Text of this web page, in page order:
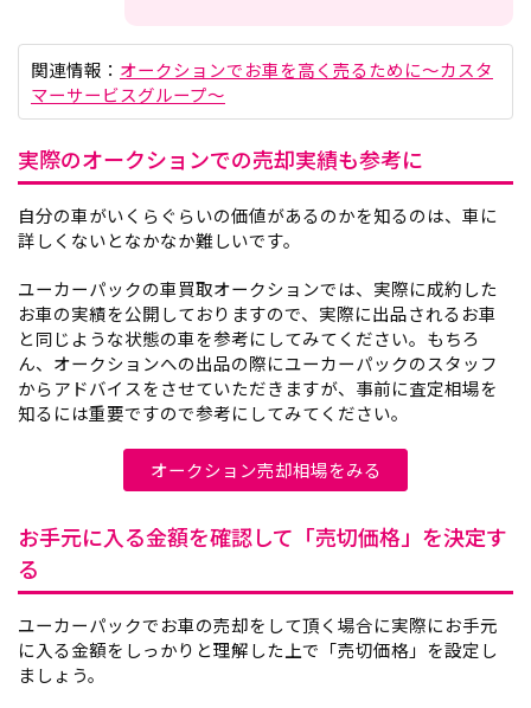
関連情報： オークションでお車を高く売るために～カスタ
マーサービスグループ～
実際のオークションでの売却実績も参考に
自分の車がいくらぐらいの価値があるのかを知るのは、車に
詳しくないとなかなか難しいです。
ユーカーパックの車買取オークションでは、実際に成約した
お車の実績を公開しておりますので、実際に出品されるお車
と同じような状態の車を参考にしてみてください。もちろ
ん、オークションへの出品の際にユーカーパックのスタッフ
からアドバイスをさせていただきますが、事前に査定相場を
知るには重要ですので参考にしてみてください。
オークション売却相場をみる
お手元に入る金額を確認して「売切価格」を決定す
る
ユーカーパックでお車の売却をして頂く場合に実際にお手元
に入る金額をしっかりと理解した上で「売切価格」を設定し
ましょう。